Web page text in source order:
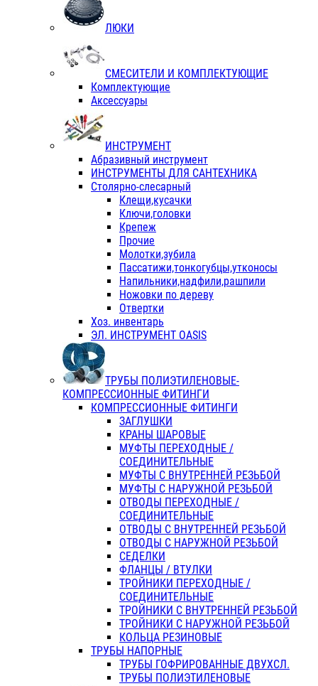
ЛЮКИ
СМЕСИТЕЛИ И КОМПЛЕКТУЮЩИЕ
Комплектующие
Аксессуары
ИНСТРУМЕНТ
Абразивный инструмент
ИНСТРУМЕНТЫ ДЛЯ САНТЕХНИКА
Столярно-слесарный
Клещи,кусачки
Ключи,головки
Крепеж
Прочие
Молотки,зубила
Пассатижи,тонкогубцы,утконосы
Напильники,надфили,рашпили
Ножовки по дереву
Отвертки
Хоз. инвентарь
ЭЛ. ИНСТРУМЕНТ OASIS
ТРУБЫ ПОЛИЭТИЛЕНОВЫЕ-
КОМПРЕССИОННЫЕ ФИТИНГИ
КОМПРЕССИОННЫЕ ФИТИНГИ
ЗАГЛУШКИ
КРАНЫ ШАРОВЫЕ
МУФТЫ ПЕРЕХОДНЫЕ /
СОЕДИНИТЕЛЬНЫЕ
МУФТЫ С ВНУТРЕННЕЙ РЕЗЬБОЙ
МУФТЫ С НАРУЖНОЙ РЕЗЬБОЙ
ОТВОДЫ ПЕРЕХОДНЫЕ /
СОЕДИНИТЕЛЬНЫЕ
ОТВОДЫ С ВНУТРЕННЕЙ РЕЗЬБОЙ
ОТВОДЫ С НАРУЖНОЙ РЕЗЬБОЙ
СЕДЕЛКИ
ФЛАНЦЫ / ВТУЛКИ
ТРОЙНИКИ ПЕРЕХОДНЫЕ /
СОЕДИНИТЕЛЬНЫЕ
ТРОЙНИКИ С ВНУТРЕННЕЙ РЕЗЬБОЙ
ТРОЙНИКИ С НАРУЖНОЙ РЕЗЬБОЙ
КОЛЬЦА РЕЗИНОВЫЕ
ТРУБЫ НАПОРНЫЕ
ТРУБЫ ГОФРИРОВАННЫЕ ДВУХСЛ.
ТРУБЫ ПОЛИЭТИЛЕНОВЫЕ